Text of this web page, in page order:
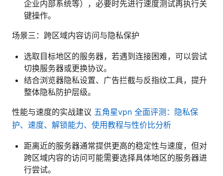
企业内部系统等），必要时先进行速度测试再执行关
键操作。
场景三：跨区域内容访问与隐私保护
选取目标地区的服务器，若遇到连接困难，可以尝试
切换服务器或更换协议。
结合浏览器隐私设置、广告拦截与反指纹工具，提升
整体隐私防护层级。
性能与速度的实战建议 五角星vpn 全面评测：隐私保
护、速度、解锁能力、使用教程与性价比分析
距离近的服务器通常提供更高的稳定性与速度，但对
跨区域内容的访问可能需要选择具体地区的服务器进
行尝试。